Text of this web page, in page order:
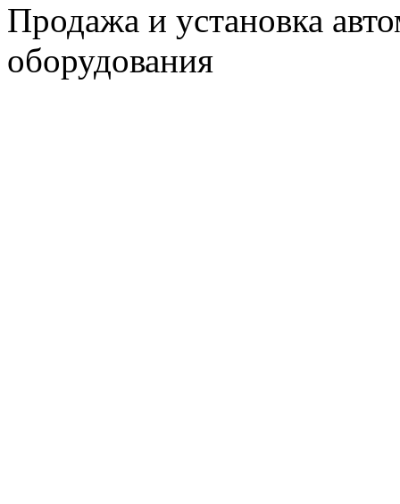
Продажа и установка
оборудования